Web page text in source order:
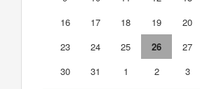
16
17 18 19 20
23
24 25 26 27
30
31 1 2 3